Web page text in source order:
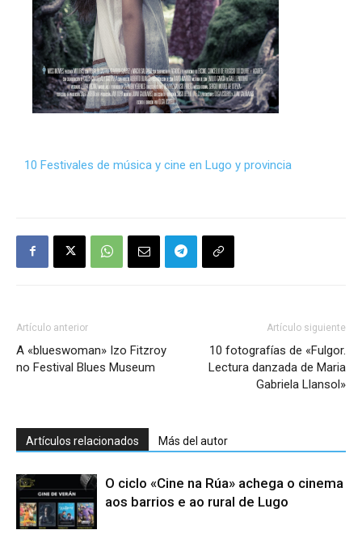
10 Festivales de música y cine en Lugo y provincia
Artículo anterior
A «blueswoman» Izo Fitzroy
no Festival Blues Museum
Artículo siguiente
10 fotografías de «Fulgor.
Lectura danzada de Maria
Gabriela Llansol»
Artículos relacionados Más del autor
O ciclo «Cine na Rúa» achega o cinema
aos barrios e ao rural de Lugo